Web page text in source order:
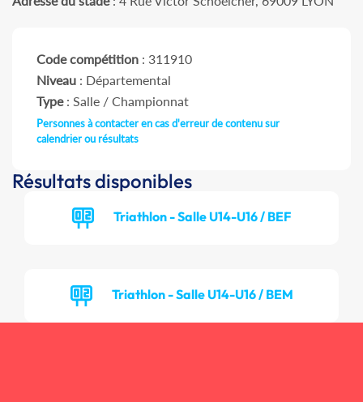
Code compétition : 311910
Niveau : Départemental
Type: Salle / Championnat
Personnes à contacter en cas d'erreur de contenu sur
calendrier ou résultats
Résultats disponibles
Triathlon - Salle U14-U16 / BEF
Triathlon - Salle U14-U16 / BEM